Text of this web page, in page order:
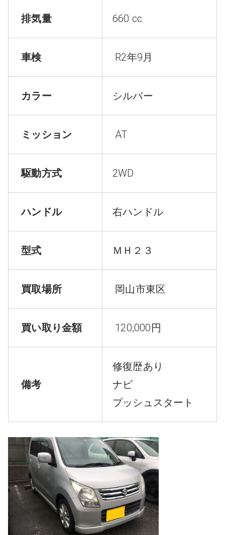
排気量 660 cc
車検 R2年9月
カラー シルバー
ミッション AT
駆動方式 2WD
ハンドル 右ハンドル
型式 ＭＨ２３
買取場所 岡山市東区
買い取り金額 120,000円
備考
修復歴あり
ナビ
プッシュスタート